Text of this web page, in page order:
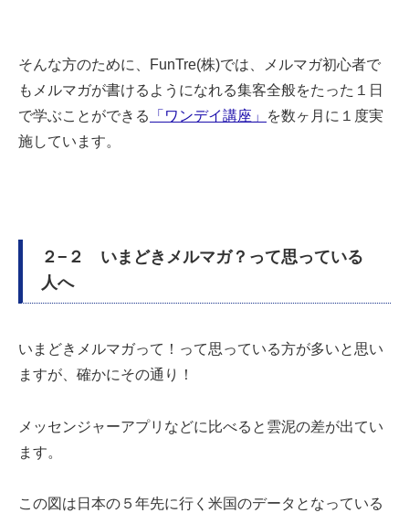
そんな方のために、 FunTre(株)では、メルマガ初心者で
もメルマガが書けるようになれる集客全般をたった１日
で学ぶことができる
「ワンデイ講座」
を数ヶ月に１度実
施しています。
２−２ いまどきメルマガ？って思っている
人へ
いまどきメルマガって！って思っている方が多いと思い
ますが、確かにその通り！
メッセンジャーアプリなどに比べると雲泥の差が出てい
ます。
この図は日本の５年先に行く米国のデータとなっている